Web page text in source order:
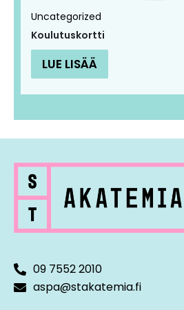
Uncategorized
Koulutuskortti
LUE LISÄÄ
09 7552 2010
aspa@stakatemia.fi